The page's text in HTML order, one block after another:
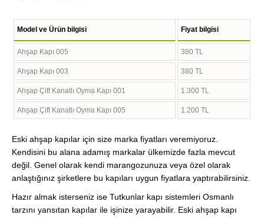
Model ve Ürün bilgisi Fiyat bilgisi
Ahşap Kapı 005 380 TL
Ahşap Kapı 003 380 TL
Ahşap Çift Kanatlı Oyma Kapı 001 1.300 TL
Ahşap Çift Kanatlı Oyma Kapı 005 1.200 TL
Eski ahşap kapılar için size marka fiyatları veremiyoruz.
Kendisini bu alana adamış markalar ülkemizde fazla mevcut
değil. Genel olarak kendi marangozunuza veya özel olarak
anlaştığınız şirketlere bu kapıları uygun fiyatlara yaptırabilirsiniz.
Hazır almak isterseniz ise Tutkunlar kapı sistemleri Osmanlı
tarzını yansıtan kapılar ile işinize yarayabilir. Eski ahşap kapı